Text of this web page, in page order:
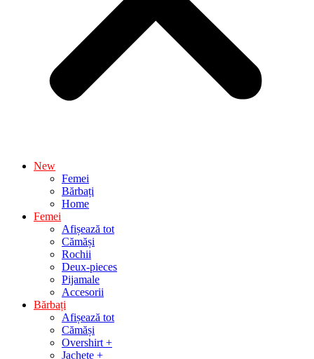
New
Femei
Bărbați
Home
Femei
Afișează tot
Cămăși
Rochii
Deux-pieces
Pijamale
Accesorii
Bărbați
Afișează tot
Cămăși
Overshirt +
Jachete +